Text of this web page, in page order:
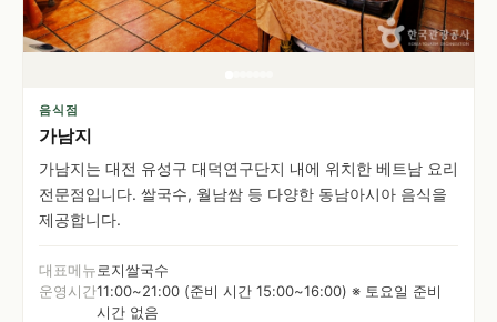
음식점
가남지
가남지는 대전 유성구 대덕연구단지 내에 위치한 베트남 요리
전문점입니다. 쌀국수, 월남쌈 등 다양한 동남아시아 음식을
제공합니다.
대표메뉴로지쌀국수
운영시간11:00~21:00 (준비 시간 15:00~16:00) ※ 토요일 준비
시간 없음